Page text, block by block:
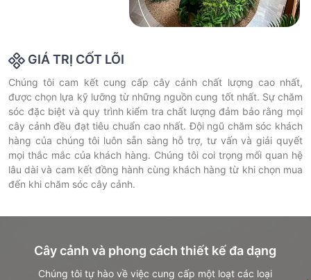
GIÁ TRỊ CỐT LÕI
Chúng tôi cam kết cung cấp cây cảnh chất lượng cao nhất,
được chọn lựa kỹ lưỡng từ những nguồn cung tốt nhất. Sự chăm
sóc đặc biệt và quy trình kiểm tra chất lượng đảm bảo rằng mọi
cây cảnh đều đạt tiêu chuẩn cao nhất. Đội ngũ chăm sóc khách
hàng của chúng tôi luôn sẵn sàng hỗ trợ, tư vấn và giải quyết
mọi thắc mắc của khách hàng. Chúng tôi coi trọng mối quan hệ
lâu dài và cam kết đồng hành cùng khách hàng từ khi chọn mua
đến khi chăm sóc cây cảnh.
Cây cảnh và phong cách thiết kế đa dạng
Chúng tôi tự hào về việc cung cấp một loạt các loại